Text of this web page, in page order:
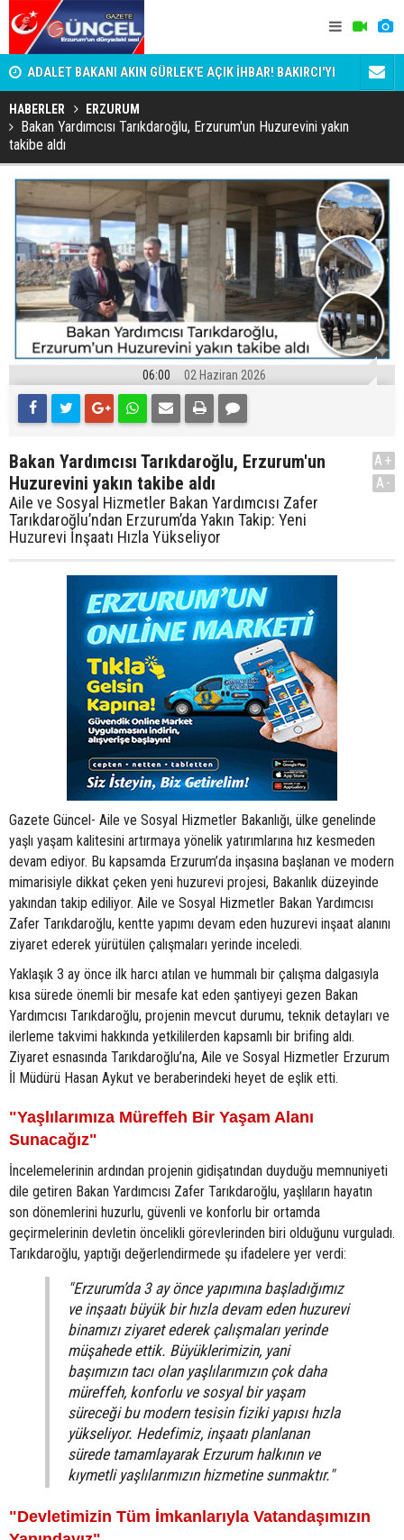
ADALET BAKANI AKIN GÜRLEK'E AÇIK İHBAR! BAKIRCI'YI
KİM KORUYOR?
Bala
HABERLER ERZURUM
Bakan Yardımcısı Tarıkdaroğlu, Erzurum'un Huzurevini yakın
takibe aldı
06:00 02 Haziran 2026
Bakan Yardımcısı Tarıkdaroğlu, Erzurum'un
Huzurevini yakın takibe aldı
Aile ve Sosyal Hizmetler Bakan Yardımcısı Zafer
Tarıkdaroğlu’ndan Erzurum’da Yakın Takip: Yeni
Huzurevi İnşaatı Hızla Yükseliyor
A+
A-
Gazete Güncel- Aile ve Sosyal Hizmetler Bakanlığı, ülke genelinde
yaşlı yaşam kalitesini artırmaya yönelik yatırımlarına hız kesmeden
devam ediyor. Bu kapsamda Erzurum’da inşasına başlanan ve modern
mimarisiyle dikkat çeken yeni huzurevi projesi, Bakanlık düzeyinde
yakından takip ediliyor. Aile ve Sosyal Hizmetler Bakan Yardımcısı
Zafer Tarıkdaroğlu, kentte yapımı devam eden huzurevi inşaat alanını
ziyaret ederek yürütülen çalışmaları yerinde inceledi.
Yaklaşık 3 ay önce ilk harcı atılan ve hummalı bir çalışma dalgasıyla
kısa sürede önemli bir mesafe kat eden şantiyeyi gezen Bakan
Yardımcısı Tarıkdaroğlu, projenin mevcut durumu, teknik detayları ve
ilerleme takvimi hakkında yetkililerden kapsamlı bir brifing aldı.
Ziyaret esnasında Tarıkdaroğlu’na, Aile ve Sosyal Hizmetler Erzurum
İl Müdürü Hasan Aykut ve beraberindeki heyet de eşlik etti.
"Yaşlılarımıza Müreffeh Bir Yaşam Alanı
Sunacağız"
İncelemelerinin ardından projenin gidişatından duyduğu memnuniyeti
dile getiren Bakan Yardımcısı Zafer Tarıkdaroğlu, yaşlıların hayatın
son dönemlerini huzurlu, güvenli ve konforlu bir ortamda
geçirmelerinin devletin öncelikli görevlerinden biri olduğunu vurguladı.
Tarıkdaroğlu, yaptığı değerlendirmede şu ifadelere yer verdi:
"Erzurum’da 3 ay önce yapımına başladığımız
ve inşaatı büyük bir hızla devam eden huzurevi
binamızı ziyaret ederek çalışmaları yerinde
müşahede ettik. Büyüklerimizin, yani
başımızın tacı olan yaşlılarımızın çok daha
müreffeh, konforlu ve sosyal bir yaşam
süreceği bu modern tesisin fiziki yapısı hızla
yükseliyor. Hedefimiz, inşaatı planlanan
sürede tamamlayarak Erzurum halkının ve
kıymetli yaşlılarımızın hizmetine sunmaktır."
"Devletimizin Tüm İmkanlarıyla Vatandaşımızın